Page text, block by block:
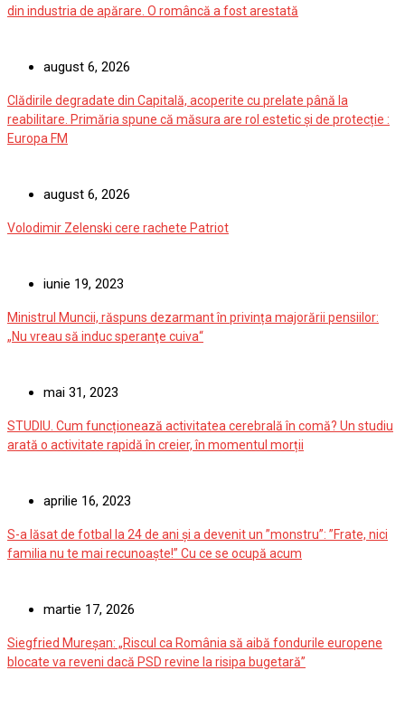
din industria de apărare. O româncă a fost arestată
august 6, 2026
Clădirile degradate din Capitală, acoperite cu prelate până la
reabilitare. Primăria spune că măsura are rol estetic și de protecție :
Europa FM
august 6, 2026
Volodimir Zelenski cere rachete Patriot
iunie 19, 2023
Ministrul Muncii, răspuns dezarmant în privința majorării pensiilor:
„Nu vreau să induc speranţe cuiva“
mai 31, 2023
STUDIU. Cum funcționează activitatea cerebrală în comă? Un studiu
arată o activitate rapidă în creier, în momentul morții
aprilie 16, 2023
S-a lăsat de fotbal la 24 de ani și a devenit un ”monstru”: ”Frate, nici
familia nu te mai recunoaște!” Cu ce se ocupă acum
martie 17, 2026
Siegfried Mureșan: „Riscul ca România să aibă fondurile europene
blocate va reveni dacă PSD revine la risipa bugetară”